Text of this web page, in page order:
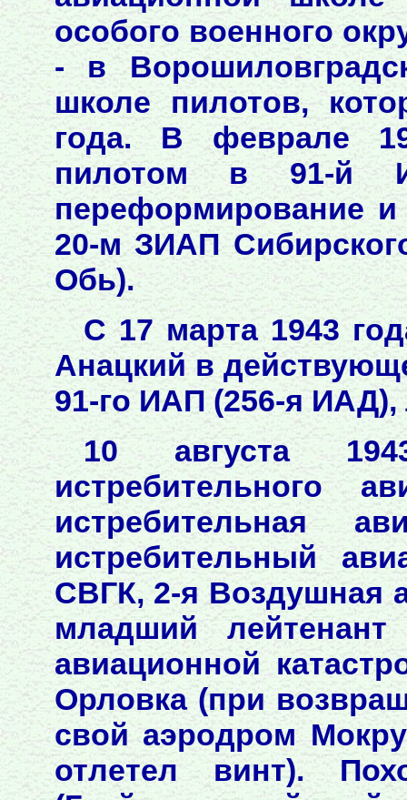
особого военного
- в
школе пилотов,
года. В феврале
пилотом в 91-й
переформирование и
20-м ЗИАП
Обь).
С 17 марта 1943
Анацкий в
91-го ИАП (256-я ИАД),
10 августа
истребительного
истребительная
истребительный
СВГК, 2-я Воздушная
младший
авиационной
Орловка (при
свой аэродром
отлетел винт).